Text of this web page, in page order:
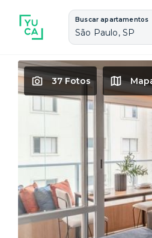
Buscar apartamentos
São Paulo, SP
37 Fotos